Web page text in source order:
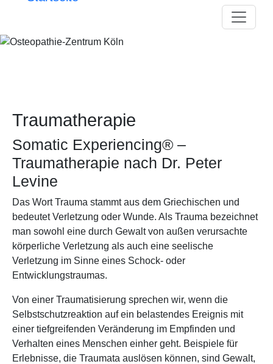
Traumatherapie
Somatic Experiencing® –
Traumatherapie nach Dr. Peter
Levine
Das Wort Trauma stammt aus dem Griechischen und
bedeutet Verletzung oder Wunde. Als Trauma bezeichnet
man sowohl eine durch Gewalt von außen verursachte
körperliche Verletzung als auch eine seelische
Verletzung im Sinne eines Schock- oder
Entwicklungstraumas.
Von einer Traumatisierung sprechen wir, wenn die
Selbstschutzreaktion auf ein belastendes Ereignis mit
einer tiefgreifenden Veränderung im Empfinden und
Verhalten eines Menschen einher geht. Beispiele für
Erlebnisse, die Traumata auslösen können, sind Gewalt,